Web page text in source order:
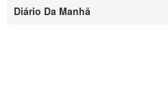
Diário Da Manhã